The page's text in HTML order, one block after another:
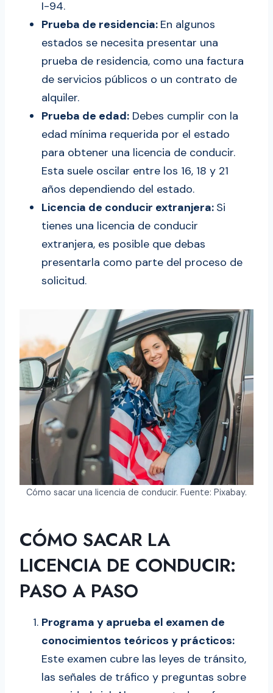
I-94.
Prueba de residencia: En algunos
estados se necesita presentar una
prueba de residencia, como una factura
de servicios públicos o un contrato de
alquiler.
Prueba de edad: Debes cumplir con la
edad mínima requerida por el estado
para obtener una licencia de conducir.
Esta suele oscilar entre los 16, 18 y 21
años dependiendo del estado.
Licencia de conducir extranjera: Si
tienes una licencia de conducir
extranjera, es posible que debas
presentarla como parte del proceso de
solicitud.
Cómo sacar una licencia de conducir. Fuente: Pixabay.
CÓMO SACAR LA
LICENCIA DE CONDUCIR:
PASO A PASO
Programa y aprueba el examen de
conocimientos teóricos y prácticos:
Este examen cubre las leyes de tránsito,
las señales de tráfico y preguntas sobre